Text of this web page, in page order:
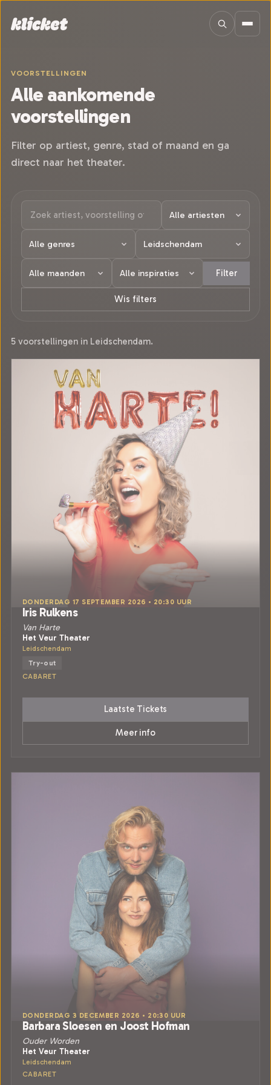
VOORSTELLINGEN
Alle aankomende
voorstellingen
Filter op artiest, genre, stad of maand en ga
direct naar het theater.
Filter
Wis filters
5 voorstellingen in Leidschendam.
DONDERDAG 17 SEPTEMBER 2026 • 20:30 UUR
Iris Rulkens
Van Harte
Het Veur Theater
Leidschendam
Try-out
CABARET
Laatste Tickets
Meer info
DONDERDAG 3 DECEMBER 2026 • 20:30 UUR
Barbara Sloesen en Joost Hofman
Ouder Worden
Het Veur Theater
Leidschendam
CABARET